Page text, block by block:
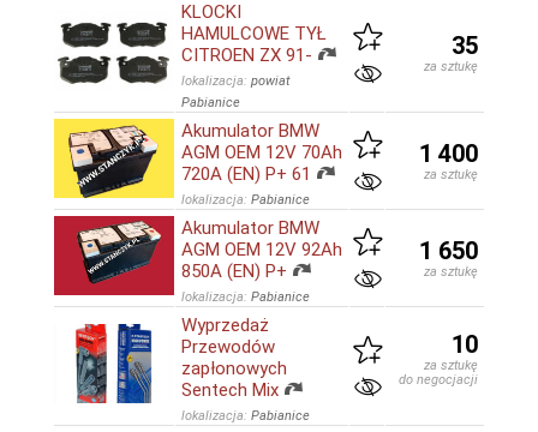
KLOCKI
HAMULCOWE TYŁ
CITROEN ZX 91-
lokalizacja: powiat
Pabianice
35
za sztukę
Akumulator BMW
AGM OEM 12V 70Ah
720A (EN) P+ 61
lokalizacja: Pabianice
1 400
za sztukę
Akumulator BMW
AGM OEM 12V 92Ah
850A (EN) P+
lokalizacja: Pabianice
1 650
za sztukę
Wyprzedaż
Przewodów
zapłonowych
Sentech Mix
lokalizacja: Pabianice
10
za sztukę
do negocjacji